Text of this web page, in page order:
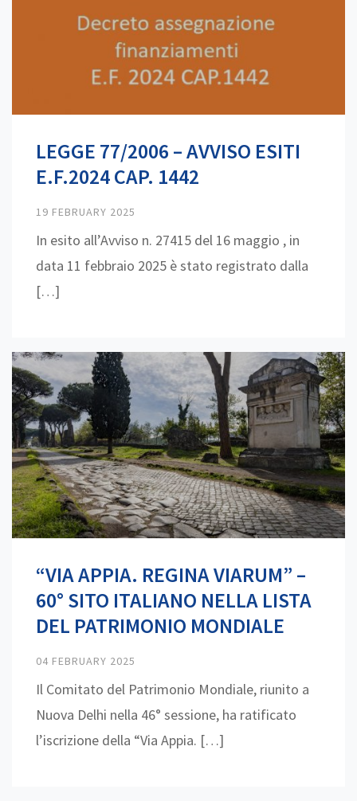
LEGGE 77/2006 – AVVISO ESITI
E.F.2024 CAP. 1442
19 FEBRUARY 2025
In esito all’Avviso n. 27415 del 16 maggio , in
data 11 febbraio 2025 è stato registrato dalla
[…]
“VIA APPIA. REGINA VIARUM” –
60° SITO ITALIANO NELLA LISTA
DEL PATRIMONIO MONDIALE
04 FEBRUARY 2025
Il Comitato del Patrimonio Mondiale, riunito a
Nuova Delhi nella 46° sessione, ha ratificato
l’iscrizione della “Via Appia. […]